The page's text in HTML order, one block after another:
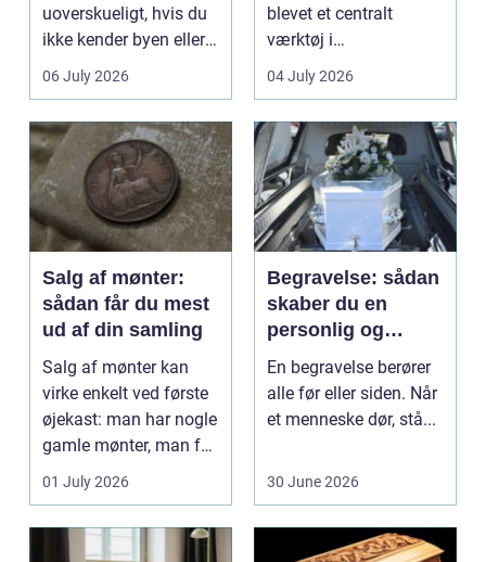
uoverskueligt, hvis du
ikke kender byen eller
det lokale...
06 July 2026
blevet et centralt
værktøj i
sundhedssektoren.
Klinikker, praksis og
beh...
04 July 2026
Salg af mønter:
sådan får du mest
ud af din samling
Salg af mønter kan
virke enkelt ved første
øjekast: man har nogle
gamle mønter, man får
dem vurderet...
01 July 2026
Begravelse: sådan
skaber du en
personlig og
respektfuld afsked
En begravelse berører
alle før eller siden. Når
et menneske dør, stå...
30 June 2026